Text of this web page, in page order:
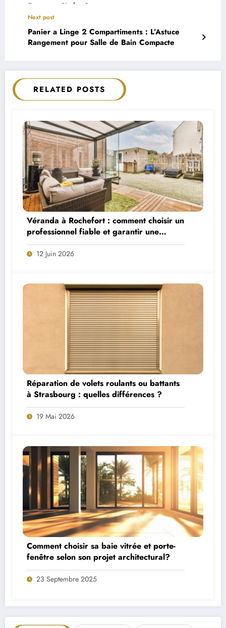
Emma et Simba ?
Next post
Panier a Linge 2 Compartiments : L’Astuce
Rangement pour Salle de Bain Compacte
RELATED POSTS
Véranda à Rochefort : comment choisir un
professionnel fiable et garantir une
construction parfaite
12 Juin 2026
Réparation de volets roulants ou battants
à Strasbourg : quelles différences ?
19 Mai 2026
Comment choisir sa baie vitrée et porte-
fenêtre selon son projet architectural?
23 Septembre 2025